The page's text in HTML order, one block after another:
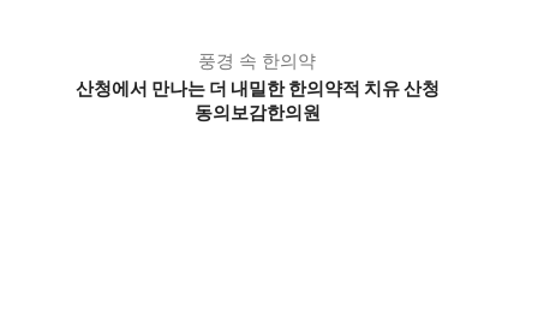
풍경 속 한의약
산청에서 만나는 더 내밀한 한의약적 치유 산청
동의보감한의원